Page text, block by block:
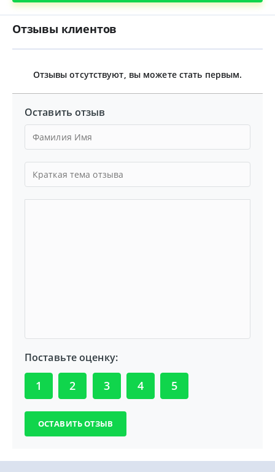
Отзывы клиентов
Отзывы отсутствуют, вы можете стать первым.
Оставить отзыв
Поставьте оценку:
1 2 3 4 5